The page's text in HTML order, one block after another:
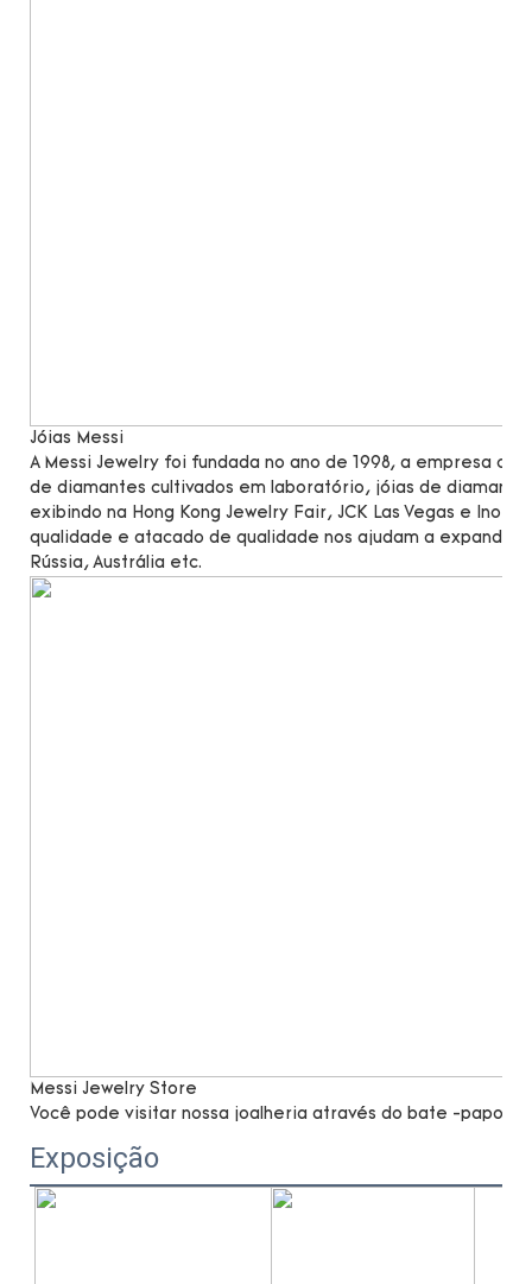
Jóias Messi
A Messi Jewelry foi fundada no ano de 1998, a empresa
de diamantes cultivados em laboratório, jóias de
exibindo na Hong Kong Jewelry Fair, JCK Las Vegas e
qualidade e atacado de qualidade nos ajudam a expandir
Rússia, Austrália etc.
Messi Jewelry Store
Você pode visitar nossa joalheria através do bate -papo
Exposição